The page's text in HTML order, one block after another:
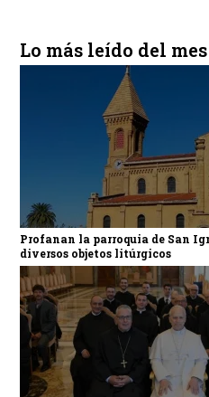
Lo más leído del mes
Profanan la parroquia de San
diversos objetos litúrgicos